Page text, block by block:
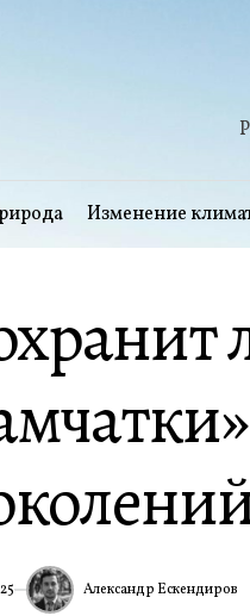
Изменение
Александр Ескендиров